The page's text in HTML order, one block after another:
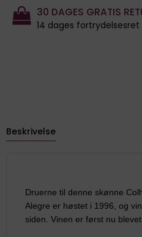
30 DAGES GRATIS
14 dages fortrydelsesret
Beskrivelse
Druerne til denne skønne
Alegre er høstet i 1996, og
siden. Vinen er først nu